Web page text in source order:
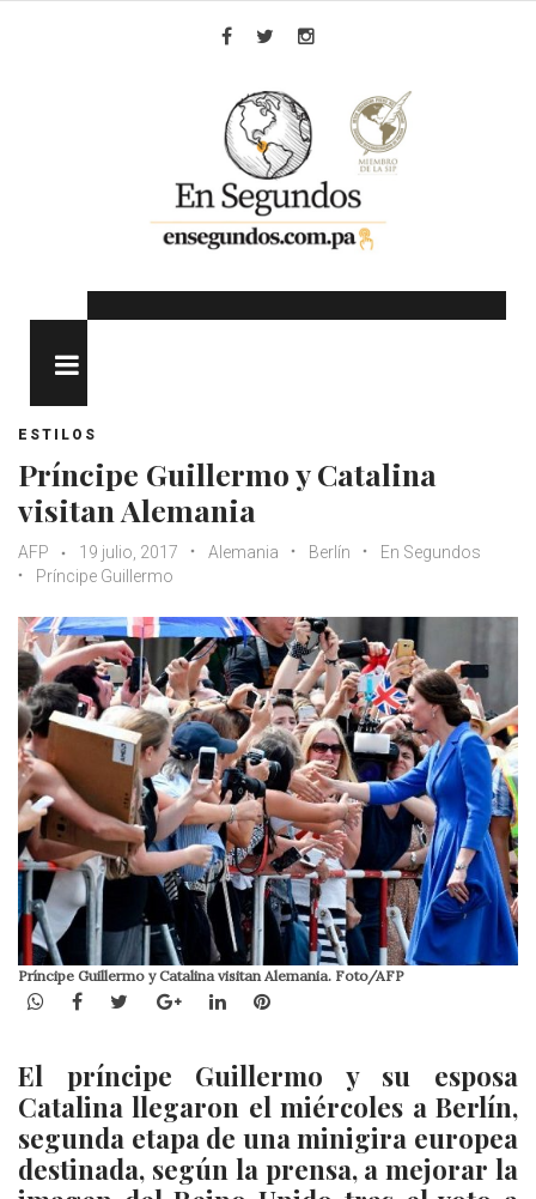
ESTILOS
Príncipe Guillermo y Catalina
visitan Alemania
AFP 19 julio, 2017 Alemania Berlín
En Segundos
Príncipe Guillermo
Príncipe Guillermo y Catalina visitan Alemania. Foto/AFP
WhatsApp
Facebook
TwitterGoogle+LinkedInPinterest
El príncipe Guillermo y su esposa
Catalina llegaron el miércoles a Berlín,
segunda etapa de una minigira europea
destinada, según la prensa, a mejorar la